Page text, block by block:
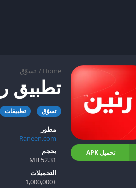
Home
/ تسوّق
تطبيق
تسوّق تطبيقات
تحميل APK
مطور
Raneen.com
بحجم
52.31 MB
التحميلات
+1,000,000